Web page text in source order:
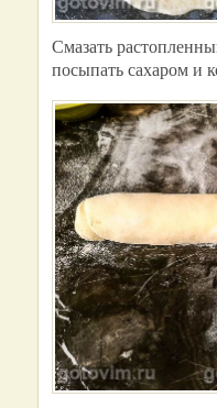
Смазать
посыпать сахаром и